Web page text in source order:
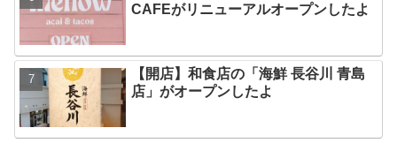
CAFEがリニューアルオープンしたよ
【開店】和食店の「海鮮 長谷川 青島
店」がオープンしたよ